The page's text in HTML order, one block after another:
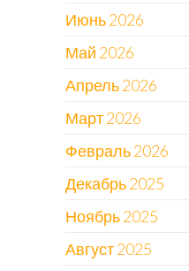
Июнь 2026
Май 2026
Апрель 2026
Март 2026
Февраль 2026
Декабрь 2025
Ноябрь 2025
Август 2025